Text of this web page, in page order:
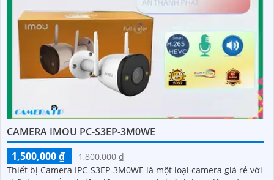
CAMERA IMOU PC-S3EP-3M0WE
1,500,000 ₫
1,800,000 ₫
Thiết bị Camera IPC-S3EP-3M0WE là một loại camera giá rẻ với